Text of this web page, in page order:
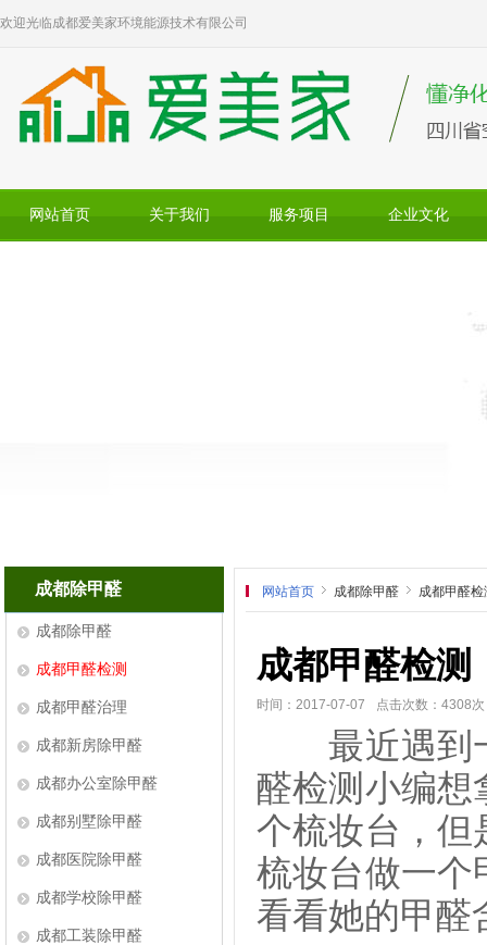
欢迎光临成都爱美家环境能源技术有限公司
网站首页 关于我们 服务项目 企业文化
成都除甲醛
成都除甲醛
成都甲醛检测
成都甲醛治理
成都新房除甲醛
成都办公室除甲醛
成都别墅除甲醛
成都医院除甲醛
成都学校除甲醛
成都工装除甲醛
网站首页 成都除甲醛 成都甲醛检
成都甲醛检测
时间：2017-07-07 点击次数：4308次
最近遇到一
醛检测小编想
个梳妆台，但
梳妆台做一个
看看她的甲醛